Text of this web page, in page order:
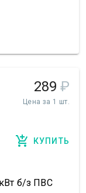
289 ₽
Цена за 1 шт.
КУПИТЬ
б/з ПВС